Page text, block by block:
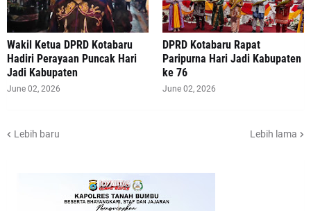
Wakil Ketua DPRD Kotabaru
Hadiri Perayaan Puncak Hari
Jadi Kabupaten
June 02, 2026
DPRD Kotabaru Rapat
Paripurna Hari Jadi Kabupaten
ke 76
June 02, 2026
Lebih baru Lebih lama